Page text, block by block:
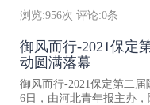
浏览:956次 评论:0条
御风而行-2021保定
动圆满落幕
御风而行-2021保定第二
6日，由河北青年报主办，